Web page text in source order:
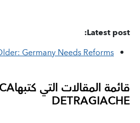
Latest post:
Germany Needs Reforms
قائمة المقالات التي كتبها
DETRAGIACHE